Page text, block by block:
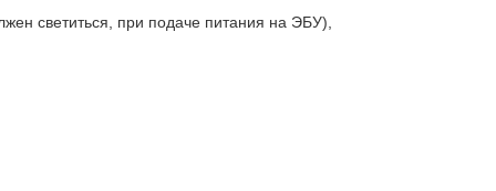
светиться, при подаче питания на ЭБУ),